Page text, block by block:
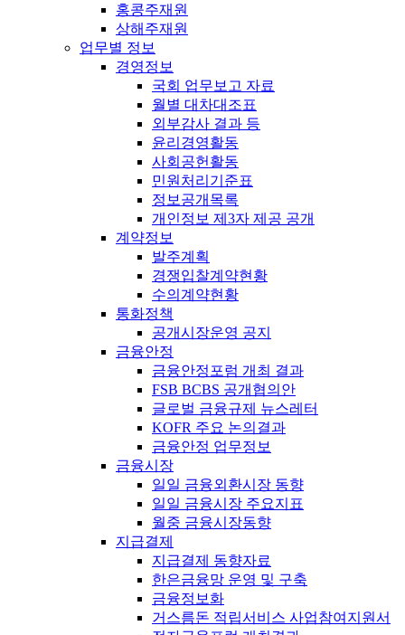
홍콩주재원
상해주재원
업무별 정보
경영정보
국회 업무보고 자료
월별 대차대조표
외부감사 결과 등
윤리경영활동
사회공헌활동
민원처리기준표
정보공개목록
개인정보 제3자 제공 공개
계약정보
발주계획
경쟁입찰계약현황
수의계약현황
통화정책
공개시장운영 공지
금융안정
금융안정포럼 개최 결과
FSB BCBS 공개협의안
글로벌 금융규제 뉴스레터
KOFR 주요 논의결과
금융안정 업무정보
금융시장
일일 금융외환시장 동향
일일 금융시장 주요지표
월중 금융시장동향
지급결제
지급결제 동향자료
한은금융망 운영 및 구축
금융정보화
거스름돈 적립서비스 사업참여지원서